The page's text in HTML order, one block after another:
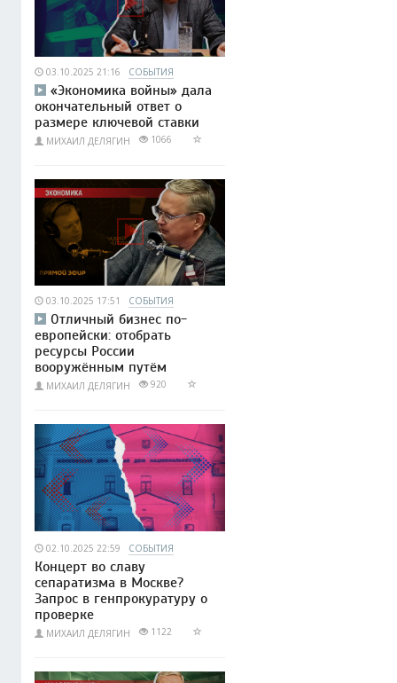
03.10.2025 21:16 СОБЫТИЯ
«Экономика войны» дала
окончательный ответ о
размере ключевой ставки
МИХАИЛ ДЕЛЯГИН 1066
03.10.2025 17:51 СОБЫТИЯ
Отличный бизнес по-
европейски: отобрать
ресурсы России
вооружённым путём
МИХАИЛ ДЕЛЯГИН 920
02.10.2025 22:59 СОБЫТИЯ
Концерт во славу
сепаратизма в Москве?
Запрос в генпрокуратуру о
проверке
МИХАИЛ ДЕЛЯГИН 1122